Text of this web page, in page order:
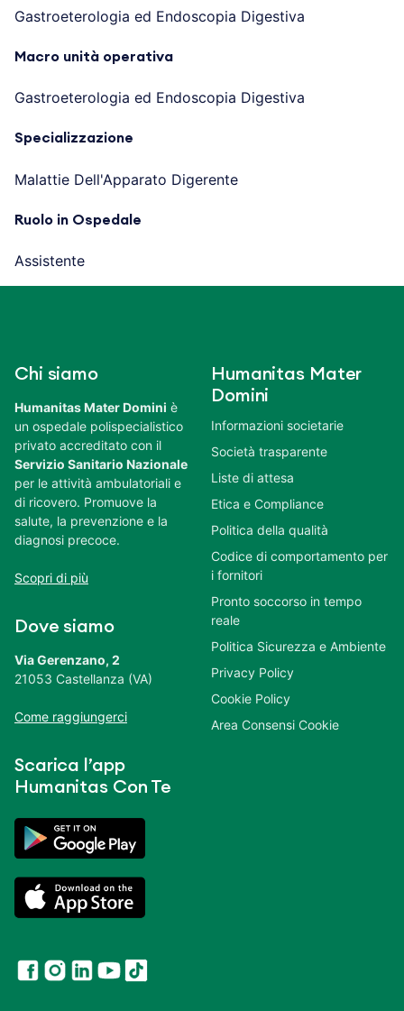
Gastroeterologia ed Endoscopia Digestiva
Macro unità operativa
Gastroeterologia ed Endoscopia Digestiva
Specializzazione
Malattie Dell'Apparato Digerente
Ruolo in Ospedale
Assistente
Chi siamo
Humanitas Mater Domini è
un ospedale polispecialistico
privato accreditato con il
Servizio Sanitario Nazionale
per le attività ambulatoriali e
di ricovero. Promuove la
salute, la prevenzione e la
diagnosi precoce.
Scopri di più
Dove siamo
Via Gerenzano, 2
21053 Castellanza (VA)
Come raggiungerci
Scarica l’app
Humanitas Con Te
Humanitas Mater
Domini
Informazioni societarie
Società trasparente
Liste di attesa
Etica e Compliance
Politica della qualità
Codice di comportamento per
i fornitori
Pronto soccorso in tempo
reale
Politica Sicurezza e Ambiente
Privacy Policy
Cookie Policy
Area Consensi Cookie